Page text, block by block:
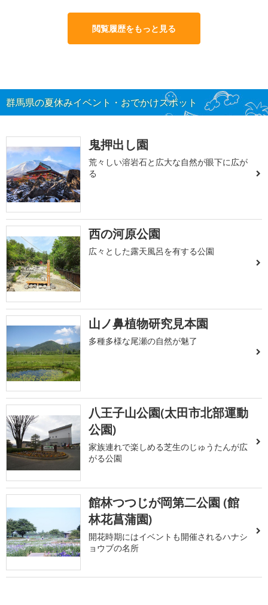
閲覧履歴をもっと見る
群馬県の夏休みイベント・おでかけスポット
鬼押出し園
荒々しい溶岩石と広大な自然が眼下に広が
る
西の河原公園
広々とした露天風呂を有する公園
山ノ鼻植物研究見本園
多種多様な尾瀬の自然が魅了
八王子山公園(太田市北部運動
公園)
家族連れで楽しめる芝生のじゅうたんが広
がる公園
館林つつじが岡第二公園 (館
林花菖蒲園)
開花時期にはイベントも開催されるハナシ
ョウブの名所